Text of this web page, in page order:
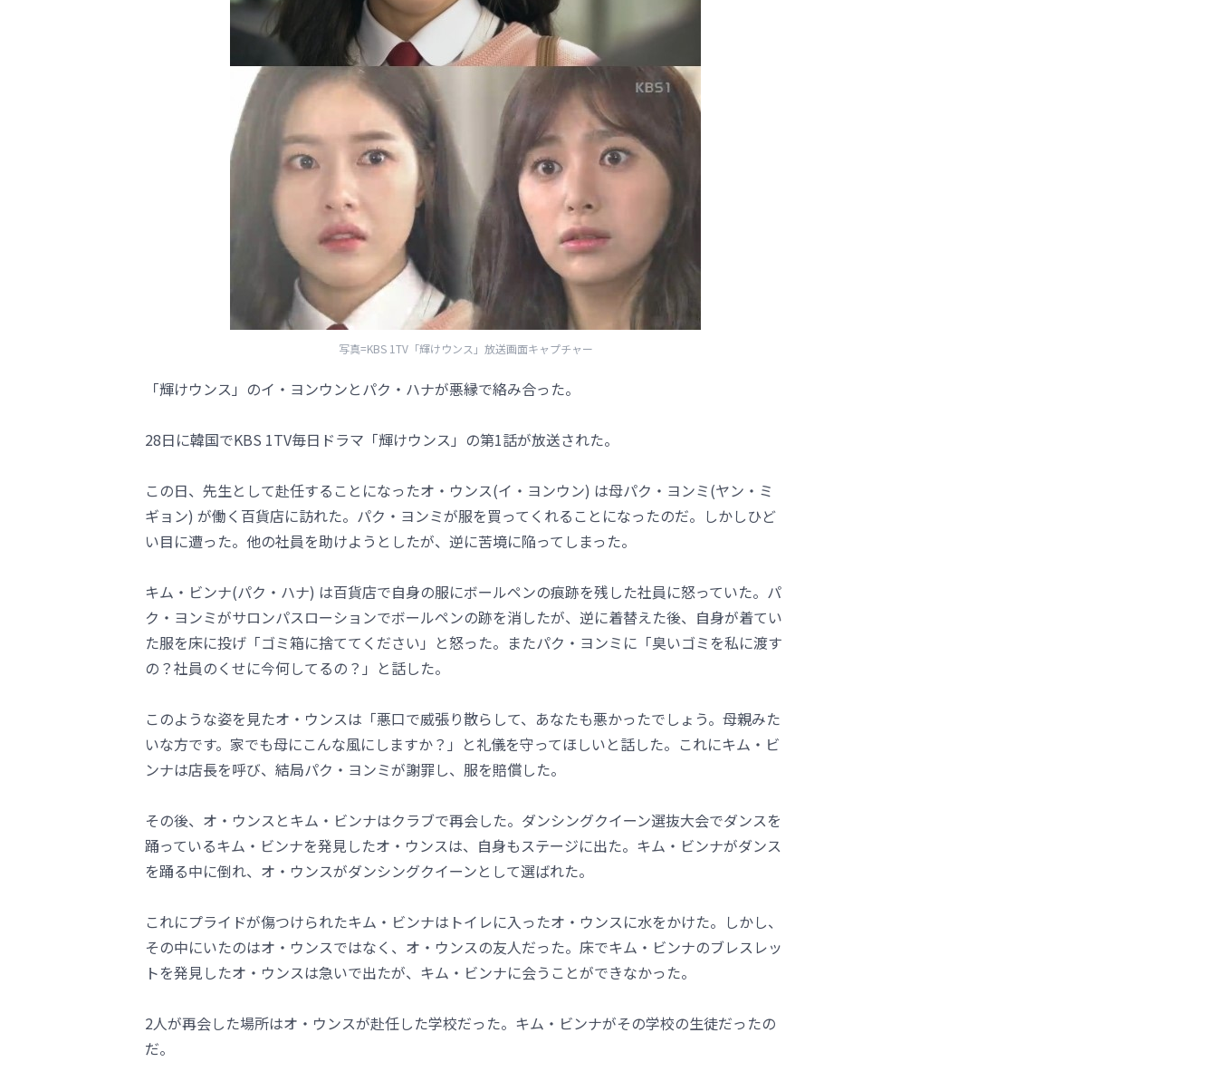
写真=KBS 1TV「輝けウンス」放送画面キャプチャー
「輝けウンス」のイ・ヨンウンとパク・ハナが悪縁で絡み合った。
28日に韓国でKBS 1TV毎日ドラマ「輝けウンス」の第1話が放送された。
この日、先生として赴任することになったオ・ウンス(イ・ヨンウン) は母パク・ヨンミ(ヤン・ミ
ギョン) が働く百貨店に訪れた。パク・ヨンミが服を買ってくれることになったのだ。しかしひど
い目に遭った。他の社員を助けようとしたが、逆に苦境に陥ってしまった。
キム・ビンナ(パク・ハナ) は百貨店で自身の服にボールペンの痕跡を残した社員に怒っていた。パ
ク・ヨンミがサロンパスローションでボールペンの跡を消したが、逆に着替えた後、自身が着てい
た服を床に投げ「ゴミ箱に捨ててください」と怒った。またパク・ヨンミに「臭いゴミを私に渡す
の？社員のくせに今何してるの？」と話した。
このような姿を見たオ・ウンスは「悪口で威張り散らして、あなたも悪かったでしょう。母親みた
いな方です。家でも母にこんな風にしますか？」と礼儀を守ってほしいと話した。これにキム・ビ
ンナは店長を呼び、結局パク・ヨンミが謝罪し、服を賠償した。
その後、オ・ウンスとキム・ビンナはクラブで再会した。ダンシングクイーン選抜大会でダンスを
踊っているキム・ビンナを発見したオ・ウンスは、自身もステージに出た。キム・ビンナがダンス
を踊る中に倒れ、オ・ウンスがダンシングクイーンとして選ばれた。
これにプライドが傷つけられたキム・ビンナはトイレに入ったオ・ウンスに水をかけた。しかし、
その中にいたのはオ・ウンスではなく、オ・ウンスの友人だった。床でキム・ビンナのブレスレッ
トを発見したオ・ウンスは急いで出たが、キム・ビンナに会うことができなかった。
2人が再会した場所はオ・ウンスが赴任した学校だった。キム・ビンナがその学校の生徒だったの
だ。